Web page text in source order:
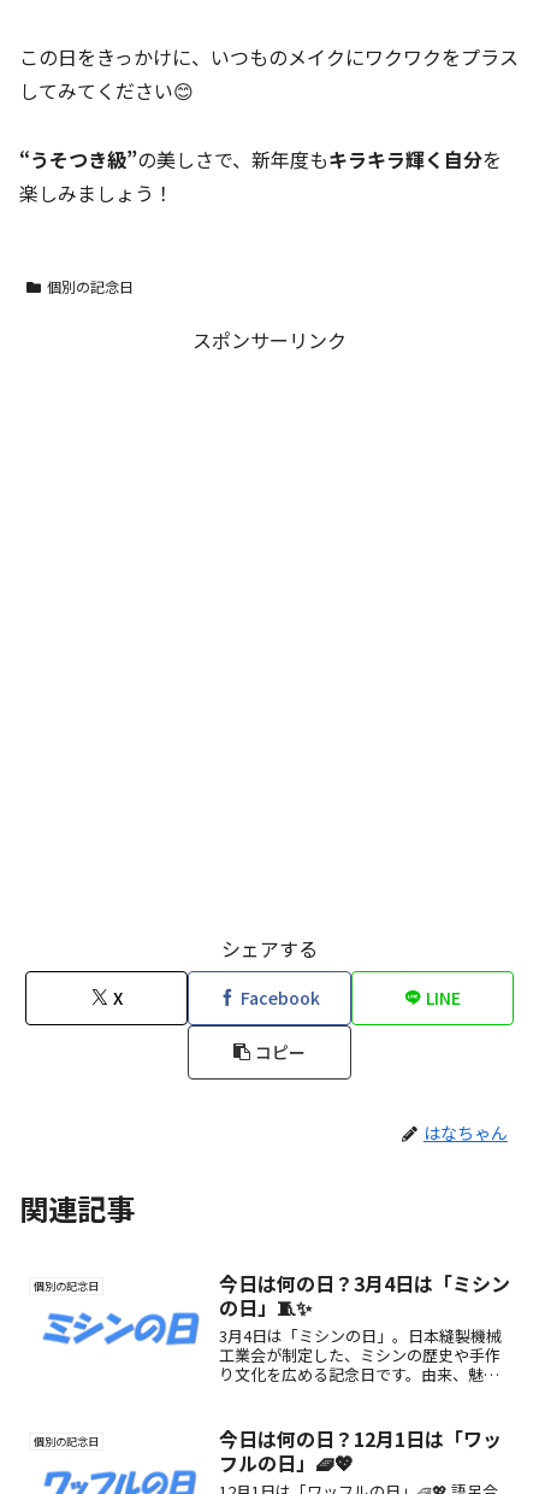
この日をきっかけに、いつものメイクにワクワクをプラス
してみてください😊
“うそつき級”の美しさで、新年度もキラキラ輝く自分を
楽しみましょう！
個別の記念日
スポンサーリンク
シェアする
X Facebook LINE
コピー
はなちゃん
関連記事
個別の記念日
今日は何の日？3月4日は「ミシン
の日」🧵✨
3月4日は「ミシンの日」。日本縫製機械
工業会が制定した、ミシンの歴史や手作
り文化を広める記念日です。由来、魅
個別の記念日
今日は何の日？12月1日は「ワッ
フルの日」🧇💖